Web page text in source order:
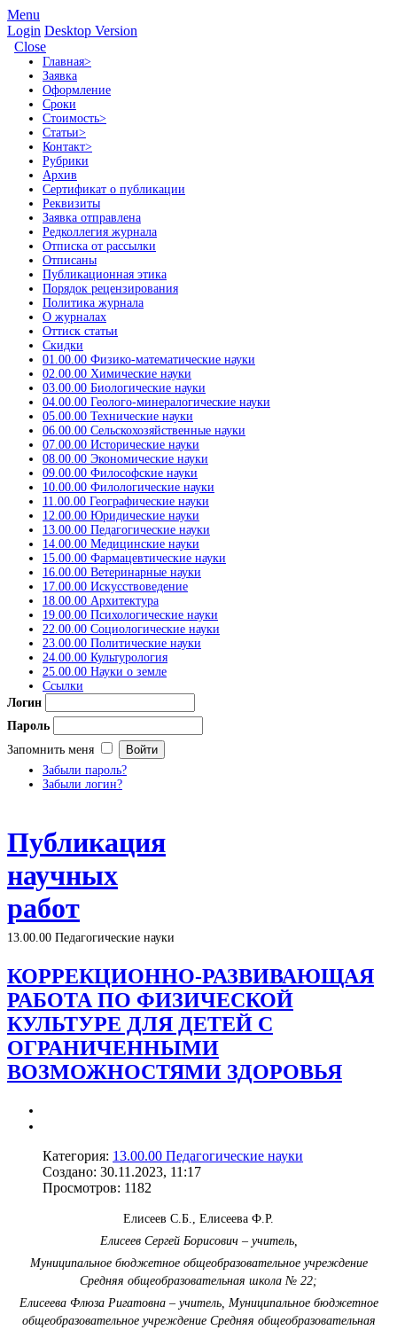
Menu
Login Desktop Version
Close
Главная>
Заявка
Оформление
Сроки
Стоимость>
Статьи>
Контакт>
Рубрики
Архив
Сертификат о публикации
Реквизиты
Заявка отправлена
Редколлегия журнала
Отписка от рассылки
Отписаны
Публикационная этика
Порядок рецензирования
Политика журнала
О журналах
Оттиск статьи
Скидки
01.00.00 Физико-математические науки
02.00.00 Химические науки
03.00.00 Биологические науки
04.00.00 Геолого-минералогические науки
05.00.00 Технические науки
06.00.00 Сельскохозяйственные науки
07.00.00 Исторические науки
08.00.00 Экономические науки
09.00.00 Философские науки
10.00.00 Филологические науки
11.00.00 Географические науки
12.00.00 Юридические науки
13.00.00 Педагогические науки
14.00.00 Медицинские науки
15.00.00 Фармацевтические науки
16.00.00 Ветеринарные науки
17.00.00 Искусствоведение
18.00.00 Архитектура
19.00.00 Психологические науки
22.00.00 Социологические науки
23.00.00 Политические науки
24.00.00 Культурология
25.00.00 Науки о земле
Ссылки
Логин
Пароль
Запомнить меня
Забыли пароль?
Забыли логин?
Публикация
научных
работ
13.00.00 Педагогические науки
КОРРЕКЦИОННО-РАЗВИВАЮЩАЯ
РАБОТА ПО ФИЗИЧЕСКОЙ
КУЛЬТУРЕ ДЛЯ ДЕТЕЙ С
ОГРАНИЧЕННЫМИ
ВОЗМОЖНОСТЯМИ ЗДОРОВЬЯ
Категория: 13.00.00 Педагогические науки
Создано: 30.11.2023, 11:17
Просмотров: 1182
Елисеев С.Б., Елисеева Ф.Р.
Елисеев Сергей Борисович – учитель,
Муниципальное бюджетное общеобразовательное учреждение
Средняя общеобразовательная школа № 22;
Елисеева Флюза Ригатовна – учитель, Муниципальное бюджетное
общеобразовательное учреждение Средняя общеобразовательная